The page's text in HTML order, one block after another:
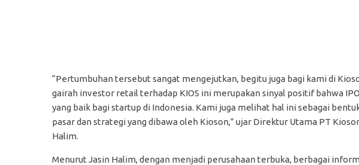
“Pertumbuhan tersebut sangat mengejutkan, begitu juga bagi kami di
gairah investor retail terhadap KIOS ini merupakan sinyal positif bahwa
yang baik bagi startup di Indonesia. Kami juga melihat hal ini sebagai
pasar dan strategi yang dibawa oleh Kioson,” ujar Direktur Utama PT
Halim.
Menurut Jasin Halim, dengan menjadi perusahaan terbuka, berbagai